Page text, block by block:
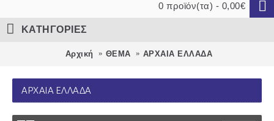
0 προϊόν(τα) - 0,00€
ΚΑΤΗΓΟΡΙΕΣ
Αρχική ΘΕΜΑ ΑΡΧΑΙΑ ΕΛΛΑΔΑ
ΑΡΧΑΙΑ ΕΛΛΑΔΑ